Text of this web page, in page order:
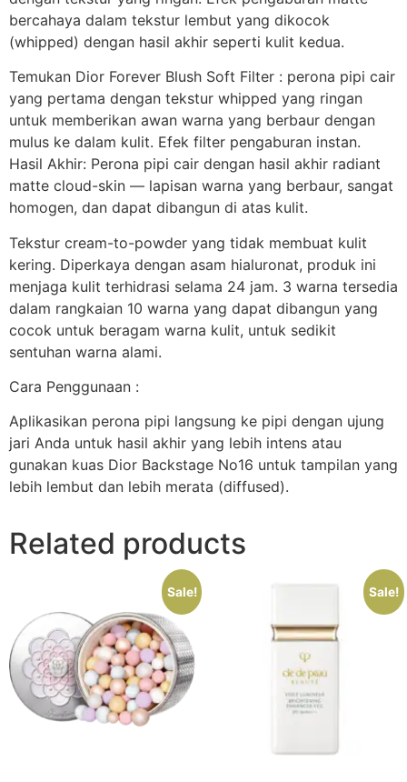
bercahaya dalam tekstur lembut yang dikocok
(whipped) dengan hasil akhir seperti kulit kedua.
Temukan Dior Forever Blush Soft Filter : perona pipi cair
yang pertama dengan tekstur whipped yang ringan
untuk memberikan awan warna yang berbaur dengan
mulus ke dalam kulit. Efek filter pengaburan instan.
Hasil Akhir: Perona pipi cair dengan hasil akhir radiant
matte cloud-skin — lapisan warna yang berbaur, sangat
homogen, dan dapat dibangun di atas kulit.
Tekstur cream-to-powder yang tidak membuat kulit
kering. Diperkaya dengan asam hialuronat, produk ini
menjaga kulit terhidrasi selama 24 jam. 3 warna tersedia
dalam rangkaian 10 warna yang dapat dibangun yang
cocok untuk beragam warna kulit, untuk sedikit
sentuhan warna alami.
Cara Penggunaan :
Aplikasikan perona pipi langsung ke pipi dengan ujung
jari Anda untuk hasil akhir yang lebih intens atau
gunakan kuas Dior Backstage No16 untuk tampilan yang
lebih lembut dan lebih merata (diffused).
Related products
Sale! Sale!